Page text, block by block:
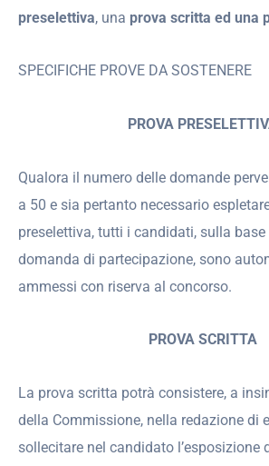
preselettiva, una prova scritta ed una
SPECIFICHE PROVE DA SOSTENERE
PROVA
Qualora il numero delle domande
a 50 e sia pertanto necessario
preselettiva, tutti i candidati, sulla
domanda di partecipazione, sono
ammessi con riserva al concorso.
PROVA SCRITTA
La prova scritta potrà consistere, a
della Commissione, nella redazione di
sollecitare nel candidato l’esposizione